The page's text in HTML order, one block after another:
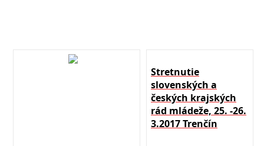
Stretnutie
slovenských a
českých krajských
rád mládeže, 25. -26.
3.2017 Trenčín